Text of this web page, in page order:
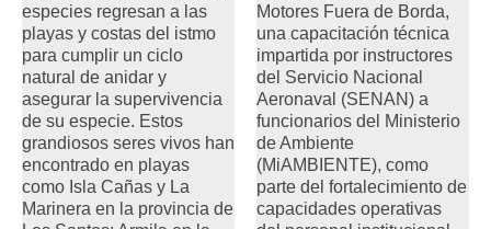
especies regresan a las
playas y costas del istmo
para cumplir un ciclo
natural de anidar y
asegurar la supervivencia
de su especie. Estos
grandiosos seres vivos han
encontrado en playas
como Isla Cañas y La
Marinera en la provincia de
Motores Fuera de Borda,
una capacitación técnica
impartida por instructores
del Servicio Nacional
Aeronaval (SENAN) a
funcionarios del Ministerio
de Ambiente
(MiAMBIENTE), como
parte del fortalecimiento de
capacidades operativas